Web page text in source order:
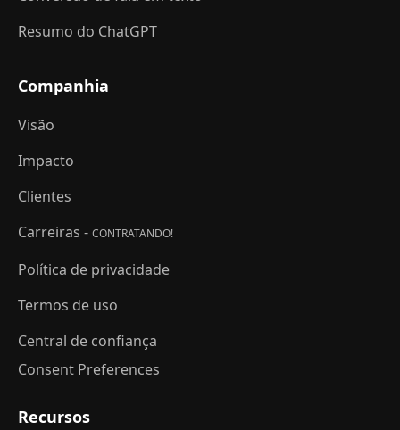
Resumo do ChatGPT
Companhia
Visão
Impacto
Clientes
Carreiras - CONTRATANDO!
Política de privacidade
Termos de uso
Central de confiança
Consent Preferences
Recursos